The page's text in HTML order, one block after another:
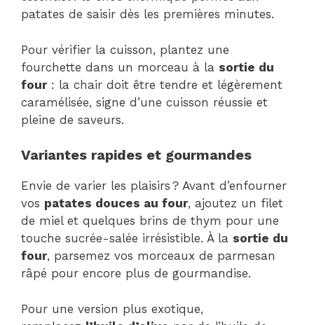
patates de saisir dès les premières minutes.
Pour vérifier la cuisson, plantez une
fourchette dans un morceau à la sortie du
four: la chair doit être tendre et légèrement
caramélisée, signe d’une cuisson réussie et
pleine de saveurs.
Variantes rapides et gourmandes
Envie de varier les plaisirs ? Avant d’enfourner
vos patates douces au four, ajoutez un filet
de miel et quelques brins de thym pour une
touche sucrée-salée irrésistible. À la sortie du
four, parsemez vos morceaux de parmesan
râpé pour encore plus de gourmandise.
Pour une version plus exotique,